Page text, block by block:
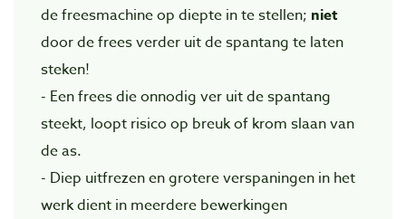
de freesmachine op diepte in te stellen; niet
door de frees verder uit de spantang te laten
steken!
- Een frees die onnodig ver uit de spantang
steekt, loopt risico op breuk of krom slaan van
de as.
- Diep uitfrezen en grotere verspaningen in het
werk dient in meerdere bewerkingen